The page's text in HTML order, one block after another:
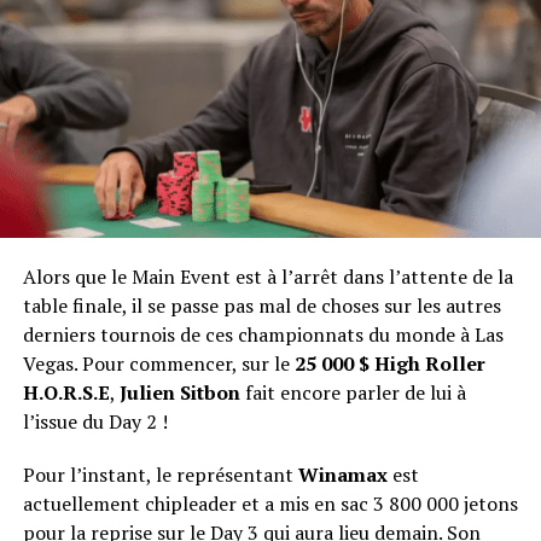
Naoya Kihara : 394 433 $
Julien Sitbon : 276 297 $
Yueqi Zhu : 199 071 $
Ari Engel : 147 648 $
Walter Chambers : 112 825 $
Shaun Deeb : 88 909 $
Alors que le Main Event est à l’arrêt dans l’attente de la
table finale, il se passe pas mal de choses sur les autres
derniers tournois de ces championnats du monde à Las
Vegas. Pour commencer, sur le 25 000 $ High Roller
H.O.R.S.E, Julien Sitbonfait encore parler de lui à
l’issue du Day 2 !
Pour l’instant, le représentant Winamaxest
actuellement chipleader et a mis en sac 3 800 000 jetons
pour la reprise sur le Day 3 qui aura lieu demain. Son